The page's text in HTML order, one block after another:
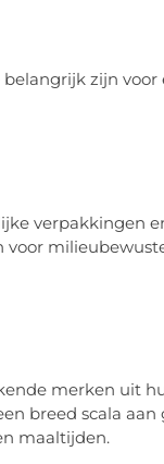
zijn voor
verpakkingen
merken uit
breed scala aan
maaltijden.